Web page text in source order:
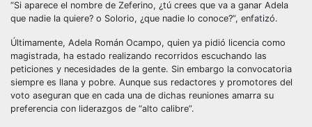
“Si aparece el nombre de Zeferino, ¿tú crees que va a ganar Adela
que nadie la quiere? o Solorio, ¿que nadie lo conoce?”, enfatizó.
Últimamente, Adela Román Ocampo, quien ya pidió licencia como
magistrada, ha estado realizando recorridos escuchando las
peticiones y necesidades de la gente. Sin embargo la convocatoria
siempre es llana y pobre. Aunque sus redactores y promotores del
voto aseguran que en cada una de dichas reuniones amarra su
preferencia con liderazgos de “alto calibre”.